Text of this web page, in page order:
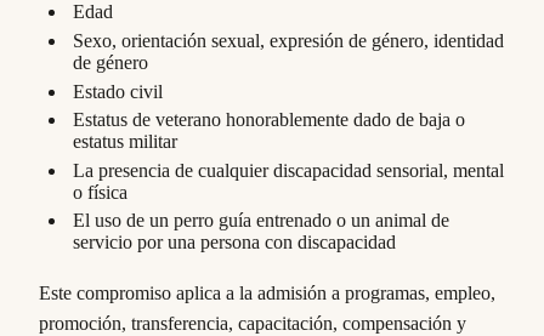
Edad
Sexo, orientación sexual, expresión de género, identidad
de género
Estado civil
Estatus de veterano honorablemente dado de baja o
estatus militar
La presencia de cualquier discapacidad sensorial, mental
o física
El uso de un perro guía entrenado o un animal de
servicio por una persona con discapacidad
Este compromiso aplica a la admisión a programas, empleo,
promoción, transferencia, capacitación, compensación y